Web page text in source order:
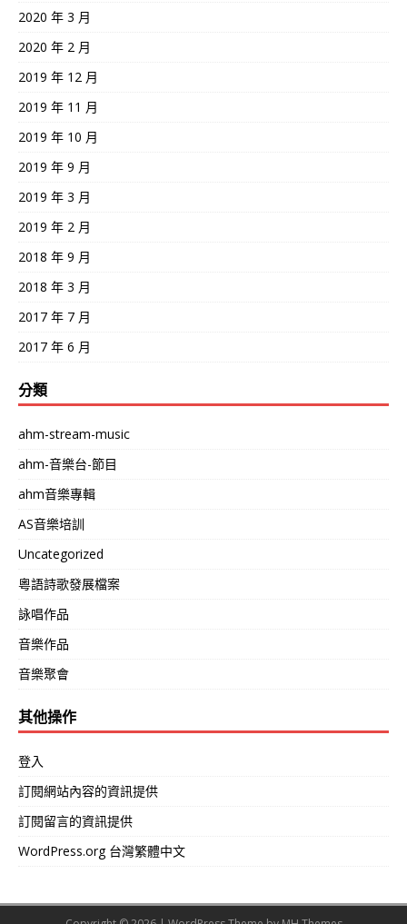
2020 年 3 月
2020 年 2 月
2019 年 12 月
2019 年 11 月
2019 年 10 月
2019 年 9 月
2019 年 3 月
2019 年 2 月
2018 年 9 月
2018 年 3 月
2017 年 7 月
2017 年 6 月
分類
ahm-stream-music
ahm-音樂台-節目
ahm音樂專輯
AS音樂培訓
Uncategorized
粵語詩歌發展檔案
詠唱作品
音樂作品
音樂聚會
其他操作
登入
訂閱網站內容的資訊提供
訂閱留言的資訊提供
WordPress.org 台灣繁體中文